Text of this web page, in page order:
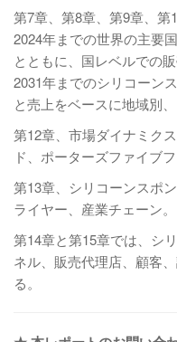
第7章、第8章、第9章、第
2024年までの世界の主要
とともに、国レベルでの
2031年までのシリコーン
と売上をベースに地域別
第12章、市場ダイナミク
ド、ポーターズファイブフ
第13章、シリコーンスポ
ライヤー、産業チェーン。
第14章と第15章では、シ
ネル、販売代理店、顧客
る。